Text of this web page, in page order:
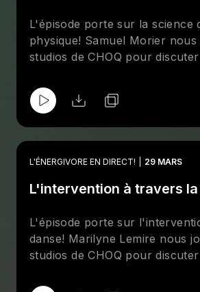
L'épisode porte sur la science
physique! Samuel Morier nous
studios de CHOQ pour
L'ÉNERGIVORE EN DIRECT! 29 MARS
L'intervention à travers
L'épisode porte sur
danse! Marilyne Lemire nous
studios de CHOQ pour